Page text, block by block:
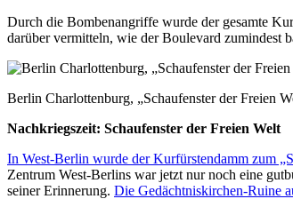
Durch die Bombenangriffe wurde der gesamte
darüber vermitteln, wie der Boulevard zumindest
Berlin Charlottenburg, „Schaufenster der Freien
Nachkriegszeit: Schaufenster der Freien Welt
In West-Berlin wurde der Kurfürstendamm zum
Zentrum West-Berlins war jetzt nur noch eine
seiner Erinnerung. Die Gedächtniskirchen-Ruine